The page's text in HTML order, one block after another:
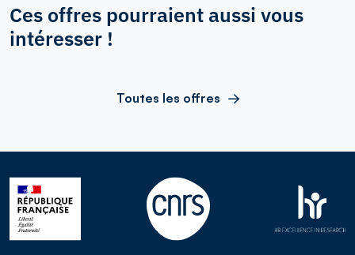
Ces offres pourraient aussi vous
intéresser !
Toutes les offres